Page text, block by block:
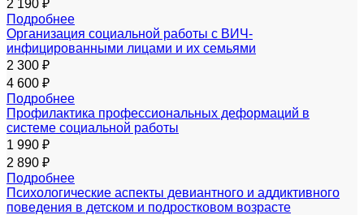
2 190 ₽
Подробнее
Организация социальной работы с ВИЧ-
инфицированными лицами и их семьями
2 300 ₽
4 600 ₽
Подробнее
Профилактика профессиональных деформаций в
системе социальной работы
1 990 ₽
2 890 ₽
Подробнее
Психологические аспекты девиантного и аддиктивного
поведения в детском и подростковом возрасте